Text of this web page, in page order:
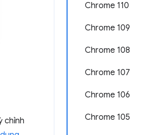
Chrome 110
Chrome 109
Chrome 108
Chrome 107
Chrome 106
Chrome 105
chỉnh